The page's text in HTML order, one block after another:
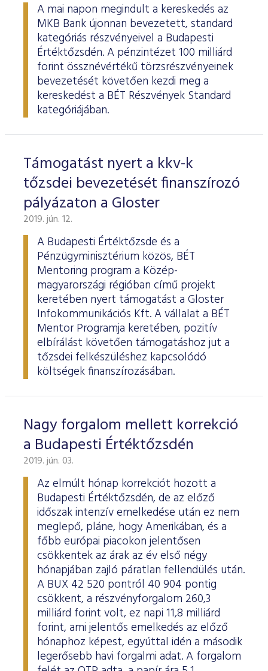
A mai napon megindult a kereskedés az
MKB Bank újonnan bevezetett, standard
kategóriás részvényeivel a Budapesti
Értéktőzsdén. A pénzintézet 100 milliárd
forint össznévértékű törzsrészvényeinek
bevezetését követően kezdi meg a
kereskedést a BÉT Részvények Standard
kategóriájában.
Támogatást nyert a kkv-k
tőzsdei bevezetését finanszírozó
pályázaton a Gloster
2019. jún. 12.
A Budapesti Értéktőzsde és a
Pénzügyminisztérium közös, BÉT
Mentoring program a Közép-
magyarországi régióban című projekt
keretében nyert támogatást a Gloster
Infokommunikációs Kft. A vállalat a BÉT
Mentor Programja keretében, pozitív
elbírálást követően támogatáshoz jut a
tőzsdei felkészüléshez kapcsolódó
költségek finanszírozásában.
Nagy forgalom mellett korrekció
a Budapesti Értéktőzsdén
2019. jún. 03.
Az elmúlt hónap korrekciót hozott a
Budapesti Értéktőzsdén, de az előző
időszak intenzív emelkedése után ez nem
meglepő, pláne, hogy Amerikában, és a
főbb európai piacokon jelentősen
csökkentek az árak az év első négy
hónapjában zajló páratlan fellendülés után.
A BUX 42 520 pontról 40 904 pontig
csökkent, a részvényforgalom 260,3
milliárd forint volt, ez napi 11,8 milliárd
forint, ami jelentős emelkedés az előző
hónaphoz képest, egyúttal idén a második
legerősebb havi forgalmi adat. A forgalom